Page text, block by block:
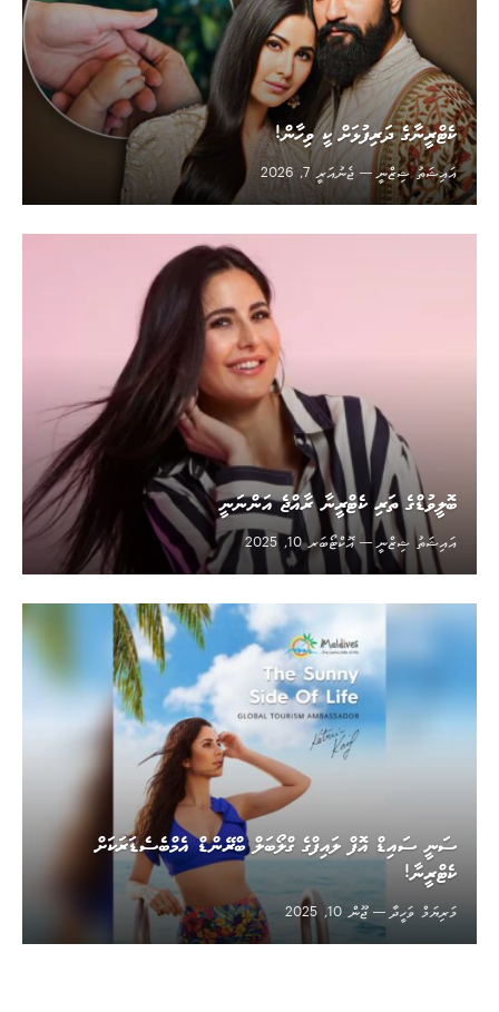
ކެޓްރީނާގެ ދަރިފުޅަށް ކީ ވިހާން!
އައިޝަތު ޝިޒްނީ
ޖެނުއަރީ 7, 2026
ބޮލީވުޑްގެ ތަރި ކެޓްރީނާ ރާއްޖެ އަންނަނީ
އައިޝަތު ޝިޒްނީ
އޮކްޓޯބަރ 10, 2025
ސަނީ ސައިޑް އޮފް ލައިފްގެ ގްލޯބަލް ބްރޭންޑް އެމްބެސެޑަރަކަށް
ކެޓްރީނާ!
މަރިޔަމް ވަހީދާ
ޖޫން 10, 2025